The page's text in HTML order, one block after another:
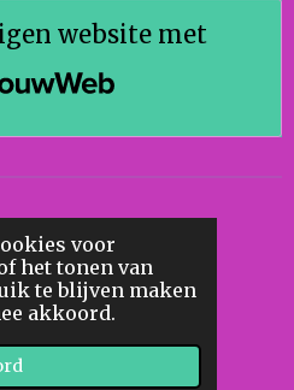
voor
het tonen van
te blijven maken
akkoord.
website met